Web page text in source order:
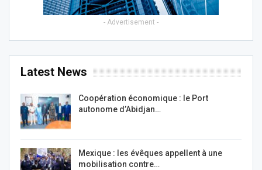
- Advertisement -
Latest News
Coopération économique : le Port
autonome d’Abidjan…
Mexique : les évêques appellent à une
mobilisation contre…